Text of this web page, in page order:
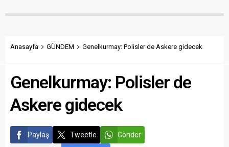
Anasayfa GÜNDEM Genelkurmay: Polisler de Askere gidecek
Genelkurmay: Polisler de
Askere gidecek
Paylaş Tweetle Gönder